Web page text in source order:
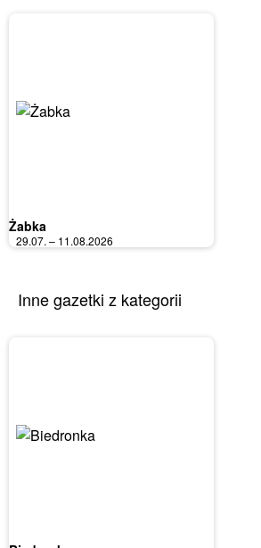
Żabka
29.07. – 11.08.2026
Inne gazetki z kategorii